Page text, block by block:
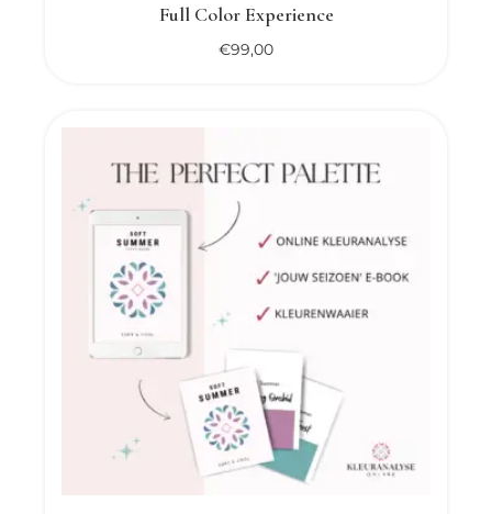
Full Color Experience
€99,00